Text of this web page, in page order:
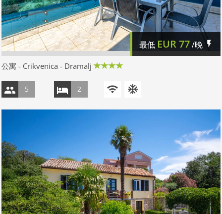
最低 EUR77/晚
公寓 - Crikvenica - Dramalj
5 2